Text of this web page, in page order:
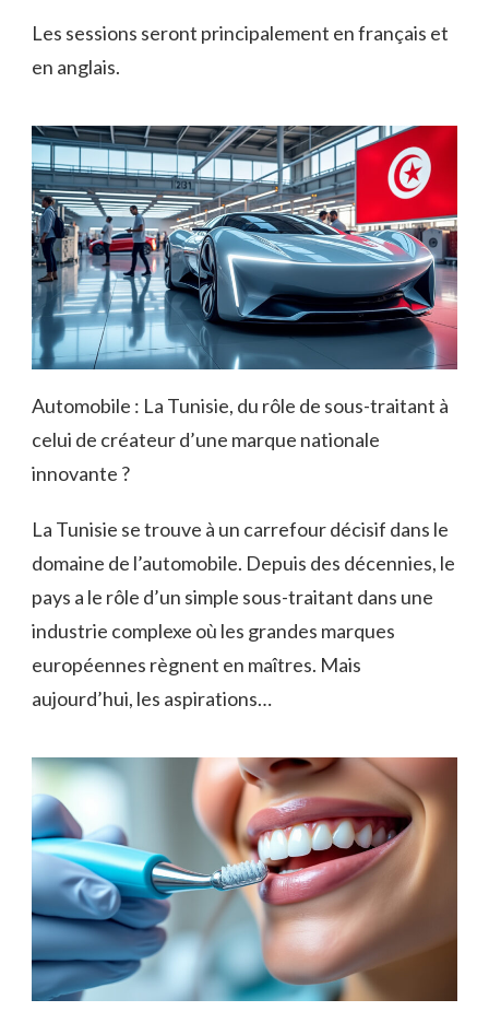
Les sessions seront principalement en français et
en anglais.
Automobile : La Tunisie, du rôle de sous-traitant à
celui de créateur d’une marque nationale
innovante ?
La Tunisie se trouve à un carrefour décisif dans le
domaine de l’automobile. Depuis des décennies, le
pays a le rôle d’un simple sous-traitant dans une
industrie complexe où les grandes marques
européennes règnent en maîtres. Mais
aujourd’hui, les aspirations…